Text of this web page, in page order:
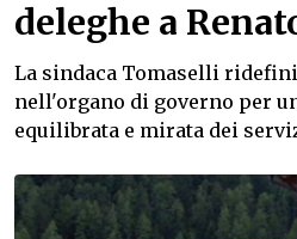
deleghe a
La sindaca Tomaselli
nell'organo di governo per
equilibrata e mirata dei